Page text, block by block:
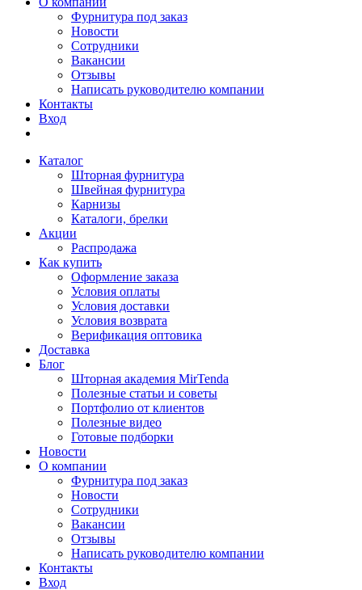
Фурнитура под заказ
Новости
Сотрудники
Вакансии
Отзывы
Написать руководителю компании
Контакты
Вход
Каталог
Шторная фурнитура
Швейная фурнитура
Карнизы
Каталоги, брелки
Акции
Распродажа
Как купить
Оформление заказа
Условия оплаты
Условия доставки
Условия возврата
Верификация оптовика
Доставка
Блог
Шторная академия MirTenda
Полезные статьи и советы
Портфолио от клиентов
Полезные видео
Готовые подборки
Новости
О компании
Фурнитура под заказ
Новости
Сотрудники
Вакансии
Отзывы
Написать руководителю компании
Контакты
Вход